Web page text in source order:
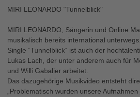
MIRI LEONARDO "Tunnelblick"
MIRI LEONARDO, Sängerin und Online
musikalisch bereits international
Single “Tunnelblick“ ist auch der
Lukas Lach, der unter anderem auch für
und Willi Gabalier arbeitet.
Das dazugehörige Musikvideo entsteht
„Problematisch wurden unsere